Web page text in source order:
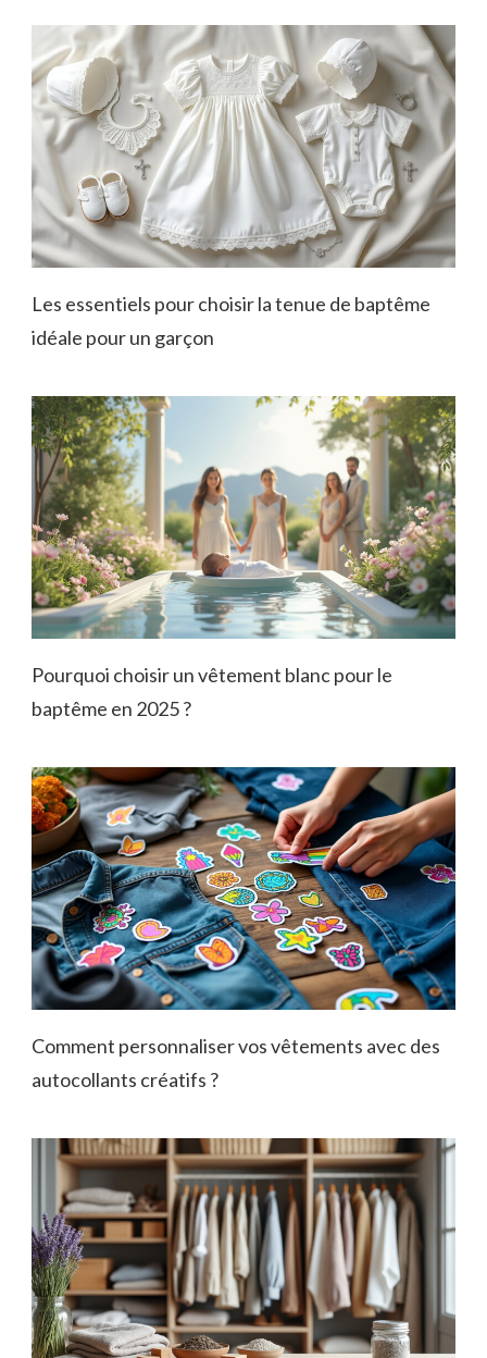
Les essentiels pour choisir la tenue de baptême
idéale pour un garçon
Pourquoi choisir un vêtement blanc pour le
baptême en 2025 ?
Comment personnaliser vos vêtements avec des
autocollants créatifs ?